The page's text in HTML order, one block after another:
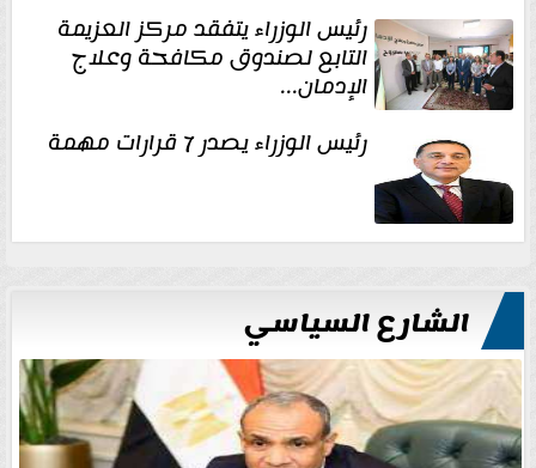
رئيس الوزراء يتفقد مركز العزيمة
التابع لصندوق مكافحة وعلاج
الإدمان...
رئيس الوزراء يصدر 7 قرارات مهمة
الشارع السياسي